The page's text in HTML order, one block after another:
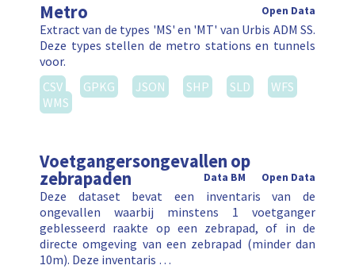
Metro Open Data
Extract van de types 'MS' en 'MT' van Urbis ADM SS.
Deze types stellen de metro stations en tunnels
voor.
CSV
GPKG JSON SHP SLD
WFS
WMS
Voetgangersongevallen op
zebrapaden Open Data
Data BM
Deze dataset bevat een inventaris van de
ongevallen waarbij minstens 1 voetganger
geblesseerd raakte op een zebrapad, of in de
directe omgeving van een zebrapad (minder dan
10m). Deze inventaris …